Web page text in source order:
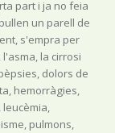
part i ja no feia
un parell de
s'empra per
la cirrosi
dolors de
hemorràgies,
pulmons,